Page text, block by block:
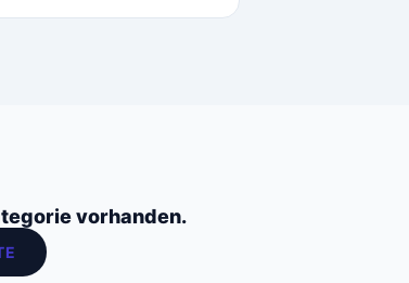
vorhanden.